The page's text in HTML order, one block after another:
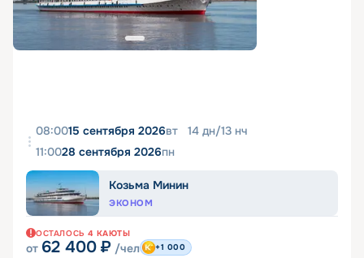
08:0015 сентября 2026вт 14 дн/13 нч
11:0028 сентября 2026пн
Козьма Минин
ЭКОНОМ
ОСТАЛОСЬ 4 КАЮТЫ
от 62 400 ₽ /чел +1 000